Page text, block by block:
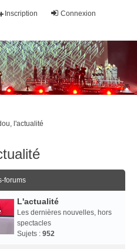
Connexion
Inscription
l'actualité
forums
L'actualité
Les dernières nouvelles, hors
spectacles
Sujets : 952